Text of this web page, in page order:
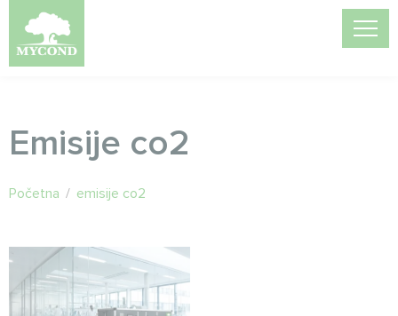
Emisije co2
Početna / emisije co2